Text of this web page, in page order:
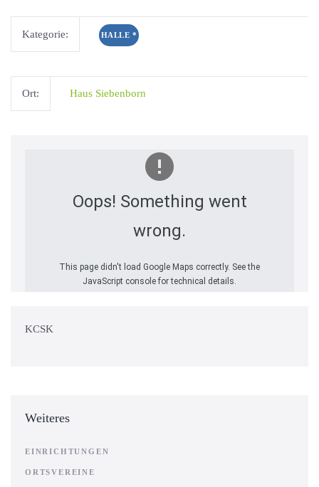
Kategorie: HALLE *
Ort: Haus Siebenborn
Oops! Something went
wrong.
This page didn't load Google Maps correctly. See the
JavaScript console for technical details.
KCSK
Weiteres
EINRICHTUNGEN
ORTSVEREINE